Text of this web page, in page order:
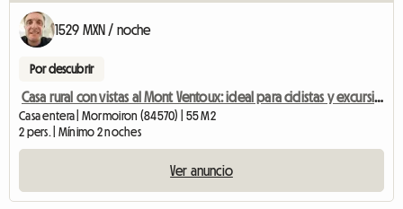
1529 MXN / noche
Por descubrir
Casa rural con vistas al Mont Ventoux: ideal para ciclistas y excursionistas.
Casa entera | Mormoiron (84570) | 55 M2
2 pers. | Mínimo 2 noches
Ver anuncio